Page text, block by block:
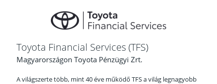
Toyota Financial Services (TFS)
Magyarországon Toyota Pénzügyi Zrt.
A világszerte több, mint 40 éve működő TFS a világ legnagyobb